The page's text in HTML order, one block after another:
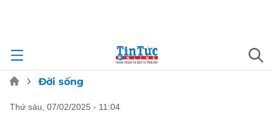
Đời sống
thứ sáu, 07/02/2025 - 11:04